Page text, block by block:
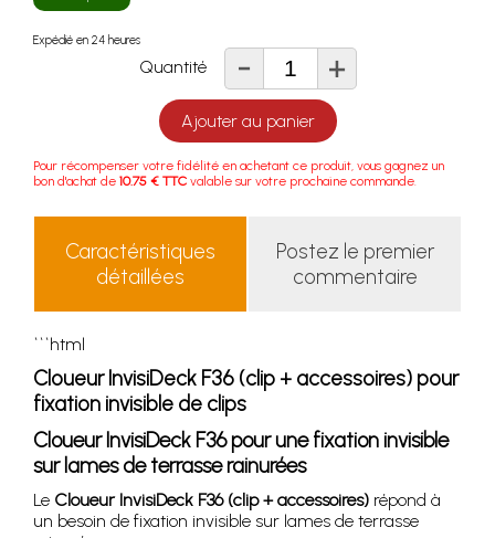
Expédié en 24 heures
Quantité - +
Ajouter au panier
Pour récompenser votre fidélité en achetant ce produit, vous gagnez un
bon d'achat de 10.75 € TTC valable sur votre prochaine commande.
Caractéristiques
détaillées
Postez le premier
commentaire
```html
Cloueur InvisiDeck F36 (clip + accessoires) pour
fixation invisible de clips
Cloueur InvisiDeck F36 pour une fixation invisible
sur lames de terrasse rainurées
Le Cloueur InvisiDeck F36 (clip + accessoires) répond à
un besoin de fixation invisible sur lames de terrasse